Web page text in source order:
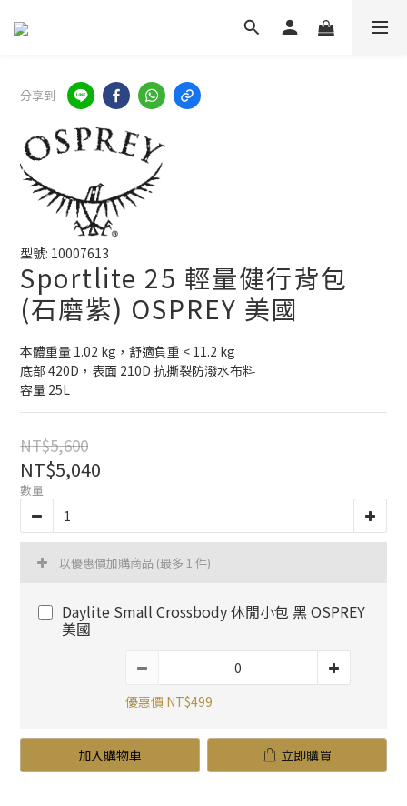
分享到
型號: 10007613
Sportlite 25 輕量健行背包
(石磨紫) OSPREY 美國
本體重量 1.02 kg，舒適負重 < 11.2 kg
底部 420D，表面 210D 抗撕裂防潑水布料
容量 25L
NT$5,600
NT$5,040
數量
以優惠價加購商品 (最多 1 件)
Daylite Small Crossbody 休閒小包 黑 OSPREY
美國
優惠價 NT$499
加入購物車 立即購買